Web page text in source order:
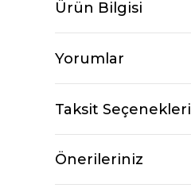
Ürün Bilgisi
Yorumlar
Taksit Seçenekleri
Önerileriniz